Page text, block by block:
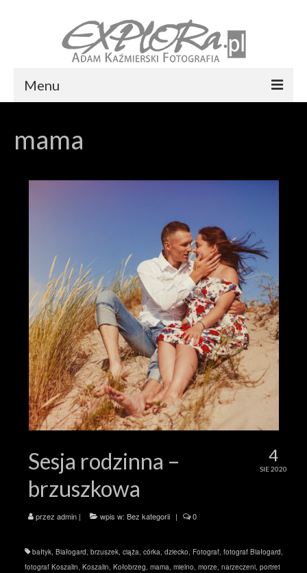
Menu
Reportaż ślubny
Usługi
Kontakt
mama
4
SIE 2020
Sesja rodzinna –
brzuszkowa
przez admin | wpis w: Bez kategorii | 0
bałtyk, Białogard, brzuszek, ciąża, córka, dziecko, Fotograf, fotograf Białogard,
fotograf Koszalin, Koszalin, Kołobrzeg, mama, mielno, morze, narzeczeni, portret